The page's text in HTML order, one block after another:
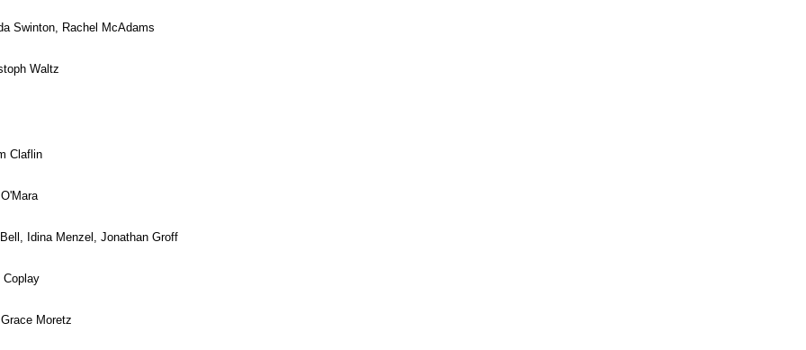
Swinton, Rachel McAdams
Waltz
Claflin
Idina Menzel, Jonathan Groff
Moretz